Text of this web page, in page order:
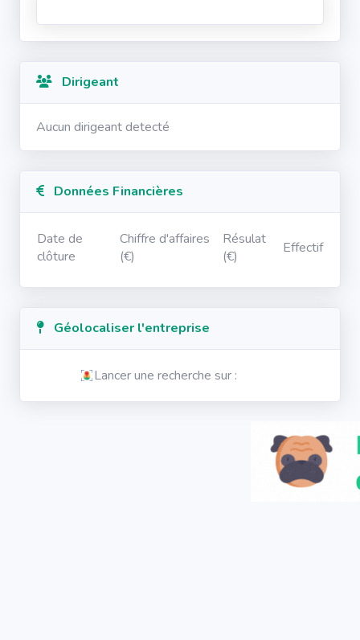
Dirigeant
Aucun dirigeant detecté
Données Financières
Date de
clôture
Chiffre d'affaires
(€)
Résulat
(€)
Effectif
Géolocaliser l'entreprise
Lancer une recherche sur :